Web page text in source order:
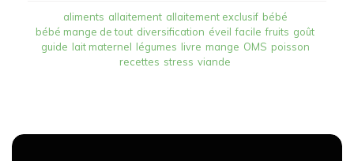
aliments allaitement allaitement exclusif bébé
bébé mange de tout diversification éveil facile fruits goût
guide lait maternel légumes livre mange OMS poisson
recettes stress viande